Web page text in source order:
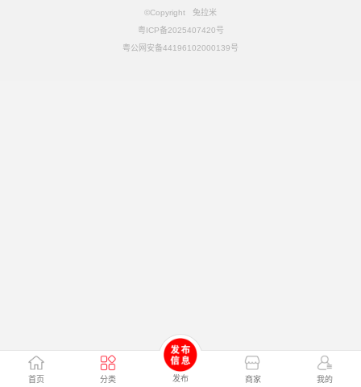
首页 分类 发布 商家 我的
©Copyright 兔拉米
粤ICP备2025407420号
粤公网安备44196102000139号